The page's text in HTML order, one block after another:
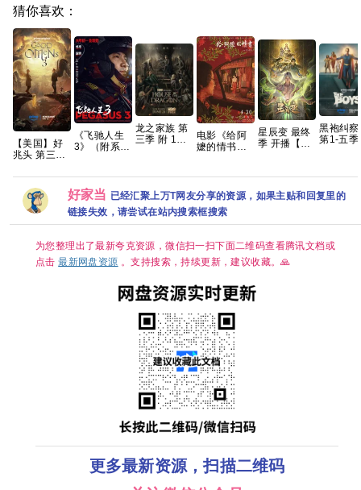
猜你喜欢：
【美国】好
兆头 第三季
/ 喜剧 / 奇幻
又名: 好兆头
最终季 夸克
《飞驰人生
3》（附系
本煜 魏翔 沙
溢 范丞丞 孙
艺洲2026/剧
情/喜剧/运
动/4K电影
龙之家族 第
三季 附 1～2
7GB左右】
电影《给阿
嬷的情书》
度网盘资源
星辰变 最终
季 开播【更
资源
黑袍纠察
第1-五季
好家当 已经汇聚上万T网友分享的资源，如果主贴和回复里的
链接失效，请尝试在站内搜索框搜索
为您整理出了最新夸克资源，微信扫一扫下面二维码查看腾讯文档或
点击最新网盘资源 。支持搜索，持续更新，建议收藏。🙏
更多最新资源，扫描二维码